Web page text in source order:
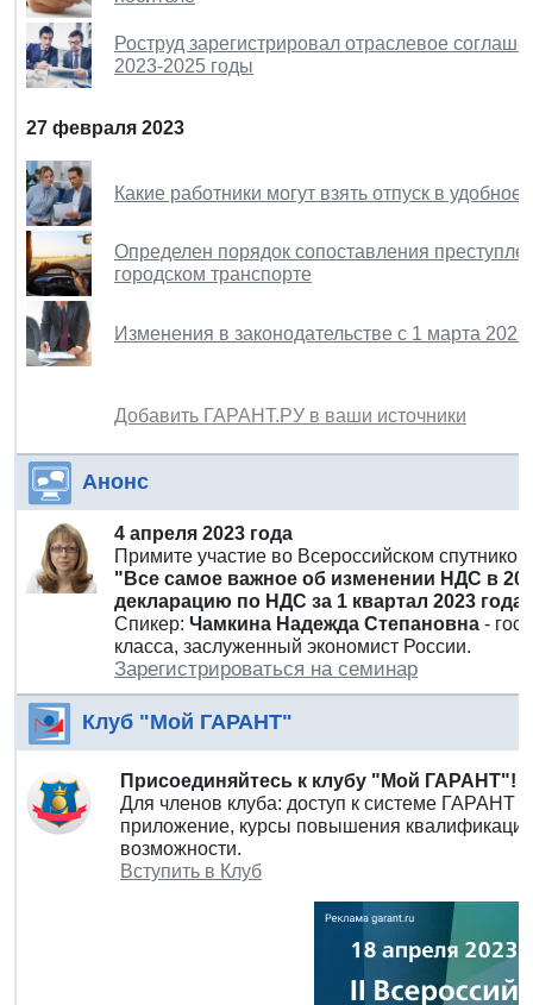
Роструд зарегистрировал отраслевое
2023-2025 годы
27 февраля 2023
Какие работники могут взять отпуск в
Определен порядок сопоставления
городском транспорте
Изменения в законодательстве с 1 марта
Добавить ГАРАНТ.РУ в ваши источники
Анонс
4 апреля 2023 года
Примите участие во Всероссийском
"Все самое важное об изменении НДС в
декларацию по НДС за 1 квартал 2023
Спикер: Чамкина Надежда Степановна -
класса, заслуженный экономист России.
Зарегистрироваться на семинар
Клуб "Мой ГАРАНТ"
Присоединяйтесь к клубу "Мой ГАРАНТ"!
Для членов клуба: доступ к системе ГАРАНТ
приложение, курсы повышения
возможности.
Вступить в Клуб